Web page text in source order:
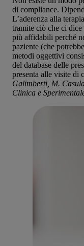
di compliance.
L’aderenza alla
tramite ciò che ci dice
più affidabili perché
paziente (che
metodi oggettivi
del database delle
presenta alle visite di
Galimberti, M.
Clinica e